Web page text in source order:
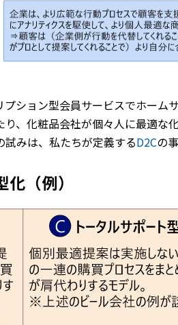
ション型会員サービスでホーム
、化粧品会社が個々人に最適な
みは、私たちが定義するD2Cの